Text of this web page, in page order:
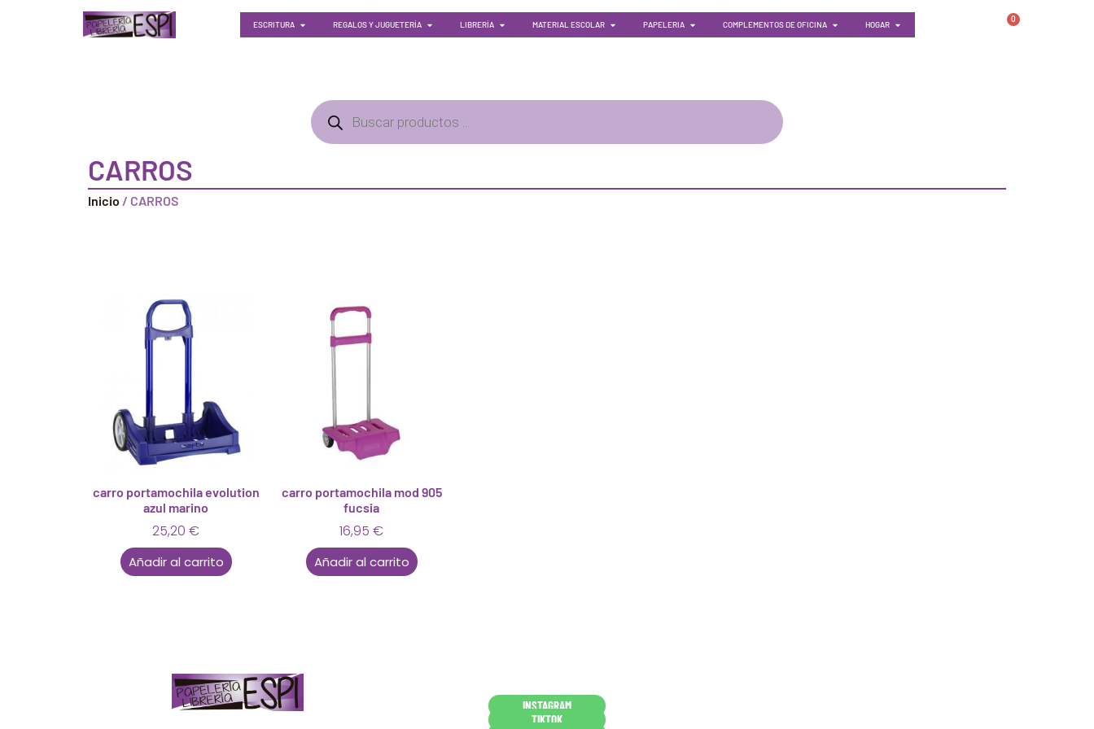
ESCRITURA REGALOS Y JUGUETERÍA LIBRERÍA MATERIAL ESCOLAR PAPELERIA COMPLEMENTOS DE OFICINA HOGAR
0
CARROS
Inicio / CARROS
carro portamochila evolution
azul marino
25,20€
Añadir al carrito
carro portamochila mod 905
fucsia
16,95€
Añadir al carrito
INSTAGRAM
TIKTOK